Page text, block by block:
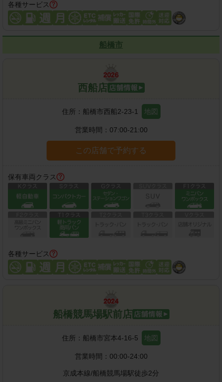
各種サービス
船橋市
西船店
住所： 船橋市西船2-23-1 地図
営業時間： 07:00-21:00
この店舗で予約する
保有車両クラス
各種サービス
船橋競馬場駅前店
住所： 船橋市宮本4-16-5 地図
営業時間： 00:00-24:00
京成本線/船橋競馬場駅徒歩2分